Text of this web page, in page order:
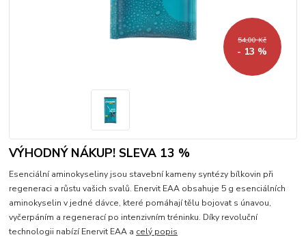
54,00 Kč
- 13 %
VÝHODNÝ NÁKUP! SLEVA 13 %
Esenciální aminokyseliny jsou stavební kameny syntézy bílkovin při
regeneraci a růstu vašich svalů. Enervit EAA obsahuje 5 g esenciálních
aminokyselin v jedné dávce, které pomáhají tělu bojovat s únavou,
vyčerpáním a regenerací po intenzivním tréninku. Díky revoluční
technologii nabízí Enervit EAA a celý popis